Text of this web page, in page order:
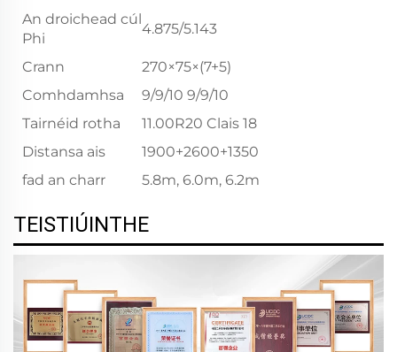
An droichead cúl
Phi
4.875/5.143
Crann
270×75×(7+5)
Comhdamhsa
9/9/10 9/9/10
Tairnéid rotha
11.00R20 Clais 18
Distansa ais
1900+2600+1350
fad an charr
5.8m, 6.0m, 6.2m
TEISTIÚINTHE